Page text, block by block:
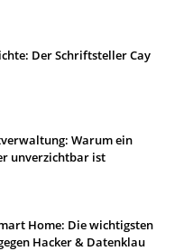
Der Schriftsteller Cay
Warum ein
unverzichtbar ist
Home: Die wichtigsten
Hacker & Datenklau